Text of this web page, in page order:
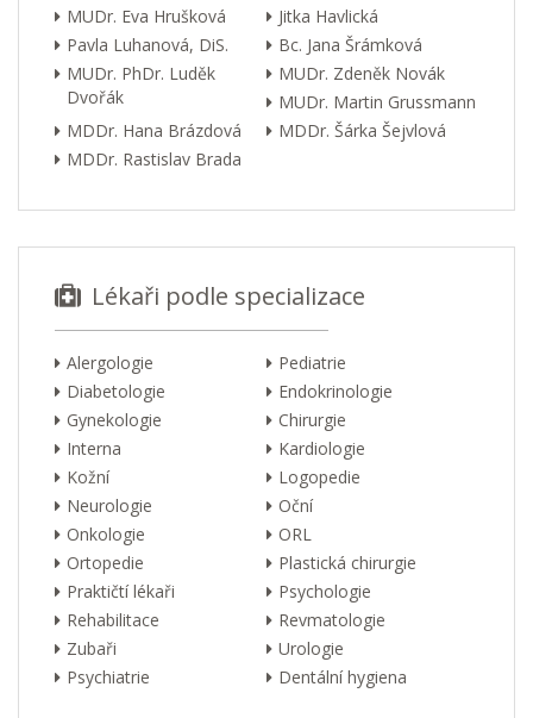
MUDr. Eva Hrušková
Jitka Havlická
Pavla Luhanová, DiS.
Bc. Jana Šrámková
MUDr. PhDr. Luděk
Dvořák
MUDr. Zdeněk Novák
MUDr. Martin Grussmann
MDDr. Hana Brázdová
MDDr. Šárka Šejvlová
MDDr. Rastislav Brada
Lékaři podle specializace
Alergologie
Pediatrie
Diabetologie
Endokrinologie
Gynekologie
Chirurgie
Interna
Kardiologie
Kožní
Logopedie
Neurologie
Oční
Onkologie
ORL
Ortopedie
Plastická chirurgie
Praktičtí lékaři
Psychologie
Rehabilitace
Revmatologie
Zubaři
Urologie
Psychiatrie
Dentální hygiena